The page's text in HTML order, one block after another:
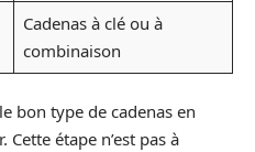
Cadenas à clé ou à
combinaison
bon type de cadenas en
Cette étape n’est pas à